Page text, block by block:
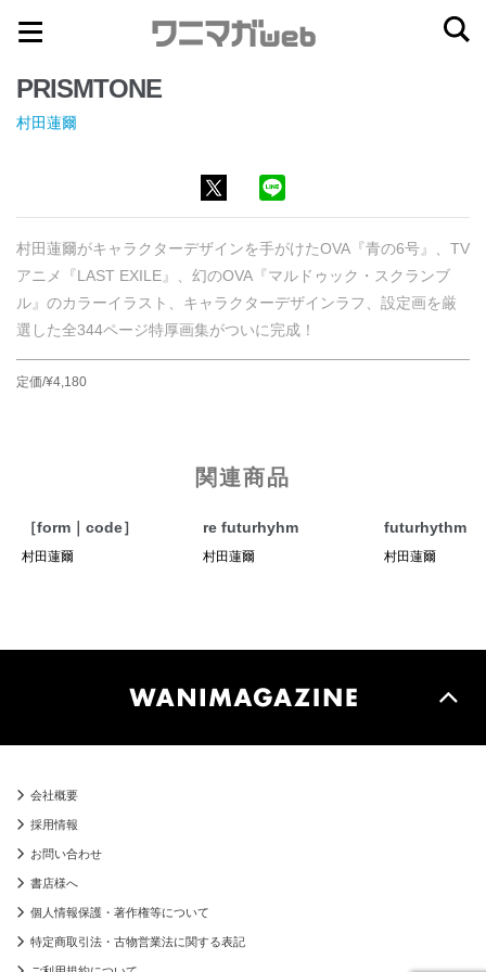
ナ
ゲ
ー
へ
ス
キ
ッ
プ
コ
テ
ン
キ
ッ
プ
PRISMTONE
村田蓮爾
村田蓮爾がキャラクターデザインを手がけたOVA『青の6号』、TV
アニメ『LAST EXILE』、幻のOVA『マルドゥック・スクランブ
ル』のカラーイラスト、キャラクターデザインラフ、設定画を厳
選した全344ページ特厚画集がついに完成！
定価/¥4,180
関連商品
［form｜code］
村田蓮爾
re futurhyhm
村田蓮爾
futurhythm
村田蓮爾
会社概要
採用情報
お問い合わせ
書店様へ
個人情報保護・著作権等について
特定商取引法・古物営業法に関する表記